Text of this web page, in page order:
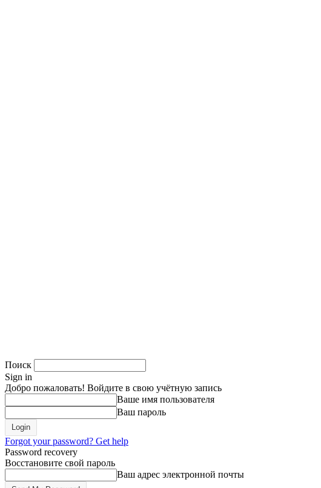
Поиск
Sign in
Добро пожаловать! Войдите в свою учётную запись
Ваше имя пользователя
Ваш пароль
Forgot your password? Get help
Password recovery
Восстановите свой пароль
Ваш адрес электронной почты